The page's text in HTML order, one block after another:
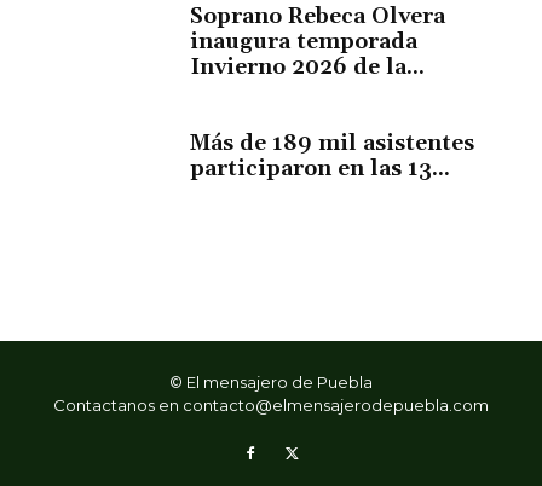
Soprano Rebeca Olvera
inaugura temporada
Invierno 2026 de la...
Más de 189 mil asistentes
participaron en las 13...
© El mensajero de Puebla
Contactanos en contacto@elmensajerodepuebla.com